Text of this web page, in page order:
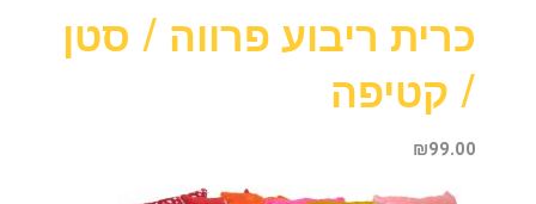
כרית ריבוע פרווה / סטן
/ קטיפה
₪99.00